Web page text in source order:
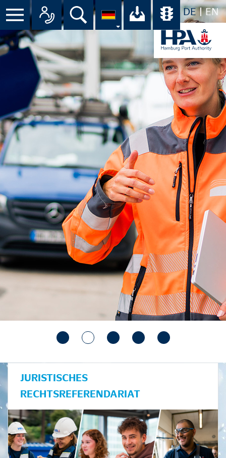
DE EN
Menü Alle Ansprechpartner im
Suche Ihr Download-
JURISTISCHES
RECHTSREFERENDARIAT